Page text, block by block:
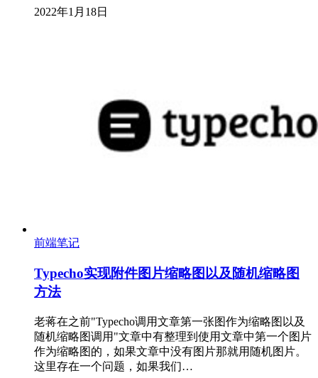
2022年1月18日
前端笔记
Typecho实现附件图片缩略图以及随机缩略图
方法
老蒋在之前"Typecho调用文章第一张图作为缩略图以及
随机缩略图调用"文章中有整理到使用文章中第一个图片
作为缩略图的，如果文章中没有图片那就用随机图片。
这里存在一个问题，如果我们…